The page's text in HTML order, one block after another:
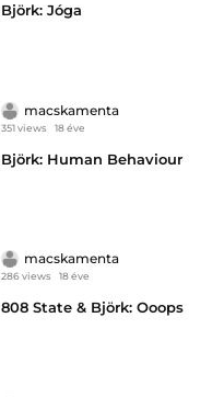
Björk: Jóga
macskamenta
351 views 18 éve
Björk: Human Behaviour
macskamenta
286 views 18 éve
808 State & Björk: Ooops